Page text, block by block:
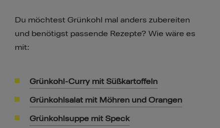
Du möchtest Grünkohl mal anders zubereiten
und benötigst passende Rezepte? Wie wäre es
mit:
Grünkohl-Curry mit Süßkartoffeln
Grünkohlsalat mit Möhren und Orangen
Grünkohlsuppe mit Speck